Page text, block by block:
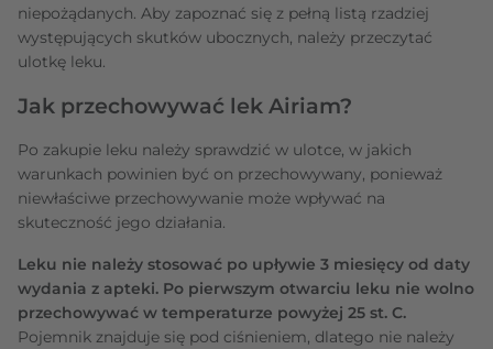
niepożądanych. Aby zapoznać się z pełną listą rzadziej
występujących skutków ubocznych, należy przeczytać
ulotkę leku.
Jak przechowywać lek Airiam?
Po zakupie leku należy sprawdzić w ulotce, w jakich
warunkach powinien być on przechowywany, ponieważ
niewłaściwe przechowywanie może wpływać na
skuteczność jego działania.
Leku nie należy stosować po upływie 3 miesięcy od daty
wydania z apteki. Po pierwszym otwarciu leku nie wolno
przechowywać w temperaturze powyżej 25 st. C.
Pojemnik znajduje się pod ciśnieniem, dlatego nie należy